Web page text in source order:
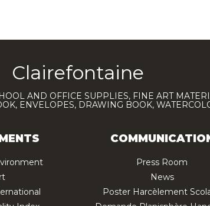
Clairefontaine
AND OFFICE SUPPLIES, FINE ART
ENVELOPES, DRAWING BOOK,
Press Room
News
Poster Harcèlement